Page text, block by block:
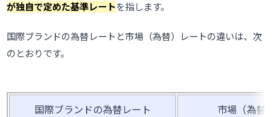
が独自で定めた基準レートを指します。
国際ブランドの為替レートと市場（為替）レートの違いは、次
のとおりです。
国際ブランドの為替レート 市場（為替